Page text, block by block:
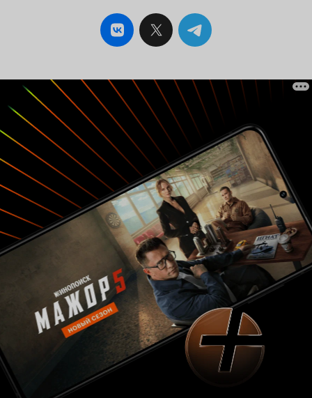
начале истории и почему дедушка
отреагировал на изменения статус-кво именно
так как отреагировал, то конкретно данная
трагедия становится собирательным образом
что-то свое. В этой части фильм дает зрителю
возможность переосмыслить то, с чем
сталкивался практически каждый, но
воспринимал это как какую-то историю
великой любви, в то время как природа этого
явления совершенно другая. Что касается
оценки – это так же очень интересный случай.
Если бы ставил оценку сразу после просмотра,
особо не обдумывая увиденное, то это была 6,
т. к. показалось что это какая-то простая
история, основанная на личном опыте автора.
Немного поразмыслив, понял насколько
непроста заложенная метафора. Сев писать
рецензию, осознал насколько глубока глубина
заложенной идеи, что позволило взглянуть на
поднятую проблему с нового угла. Резюмируя
скажу так – если смотреть фильм буквально, то
это простенькая история с посылом «за всё
хорошее, против всего плохого» и т. к. именно
так внешне выглядят подобные истории. Если
же читать происходящее как метафору, то
фильм подбрасывает очень много пищи для
размышлений. Скажу более – лично мне не
попадались полнометражные работы на эту
тему и очень надеюсь, что автор сможет её
развить. 9 из 10